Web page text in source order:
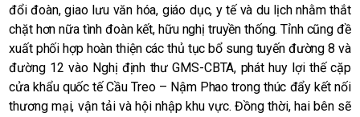
đổi đoàn, giao lưu văn hóa, giáo dục, y tế và du lịch nhằm thắt
chặt hơn nữa tình đoàn kết, hữu nghị truyền thống. Tỉnh cũng đề
xuất phối hợp hoàn thiện các thủ tục bổ sung tuyến đường 8 và
đường 12 vào Nghị định thư GMS-CBTA, phát huy lợi thế cặp
cửa khẩu quốc tế Cầu Treo – Nậm Phao trong thúc đẩy kết nối
thương mại, vận tải và hội nhập khu vực. Đồng thời, hai bên sẽ